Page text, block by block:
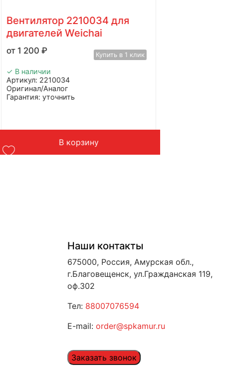
Вентилятор 2210034 для
двигателей Weichai
1 200 ₽ Купить в 1 клик
✓ В наличии
Артикул: 2210034
Оригинал/Аналог
Гарантия: уточнить
Вес: 1,5 кг
В корзину
Наши контакты
675000, Россия, Амурская обл.,
г.Благовещенск, ул.Гражданская 119,
оф.302
Тел: 88007076594
E-mail: order@spkamur.ru
Заказать звонок